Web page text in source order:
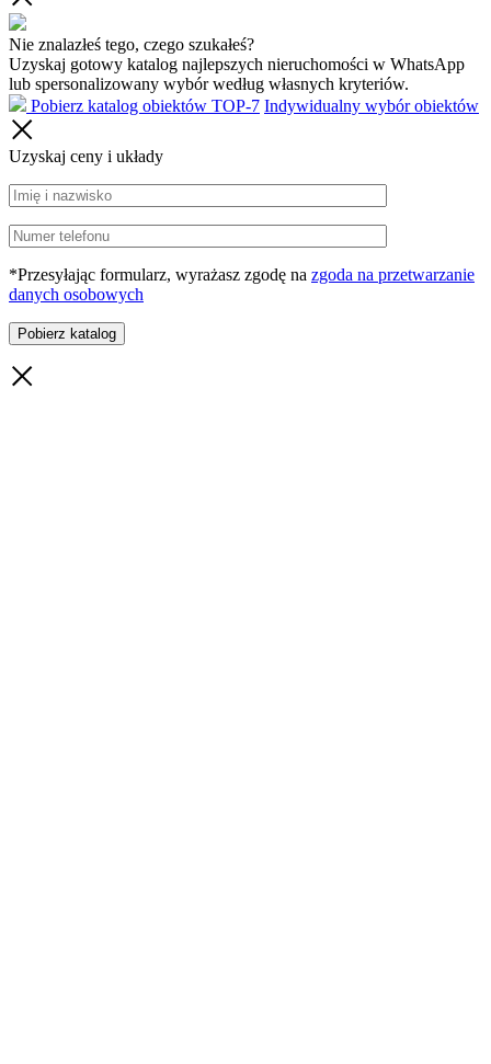
Nie znalazłeś tego, czego szukałeś?
Uzyskaj gotowy katalog najlepszych nieruchomości w WhatsApp
lub spersonalizowany wybór według własnych kryteriów.
Pobierz katalog obiektów TOP-7 Indywidualny wybór obiektów
Uzyskaj ceny i układy
*Przesyłając formularz, wyrażasz zgodę na zgoda na przetwarzanie
danych osobowych